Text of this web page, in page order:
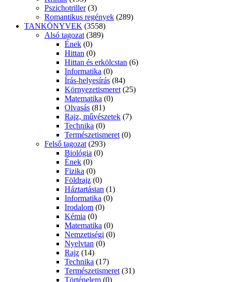
Pszichotriller (3)
Romantikus regények (289)
TANKÖNYVEK (3558)
Alsó tagozat (389)
Ének (0)
Hittan (0)
Hittan és erkölcstan (6)
Informatika (0)
Írás-helyesírás (84)
Környezetismeret (25)
Matematika (0)
Olvasás (81)
Rajz, művészetek (7)
Technika (0)
Természetismeret (0)
Felső tagozat (293)
Biológia (0)
Ének (0)
Fizika (0)
Földrajz (0)
Háztartástan (1)
Informatika (0)
Irodalom (0)
Kémia (0)
Matematika (0)
Nemzetiségi (0)
Nyelvtan (0)
Rajz (14)
Technika (17)
Természetismeret (31)
Történelem (0)